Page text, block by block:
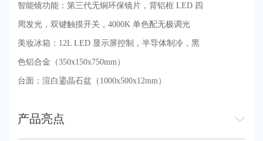
智能镜功能：第三代无铜环保镜片，背铝框 LED 四
周发光，双键触摸开关，4000K 单色配无极调光
美妆冰箱：12L LED 显示屏控制，半导体制冷，黑
色铝合金（350x150x750mm）
台面：渲白鎏晶石盆（1000x500x12mm）
产品亮点